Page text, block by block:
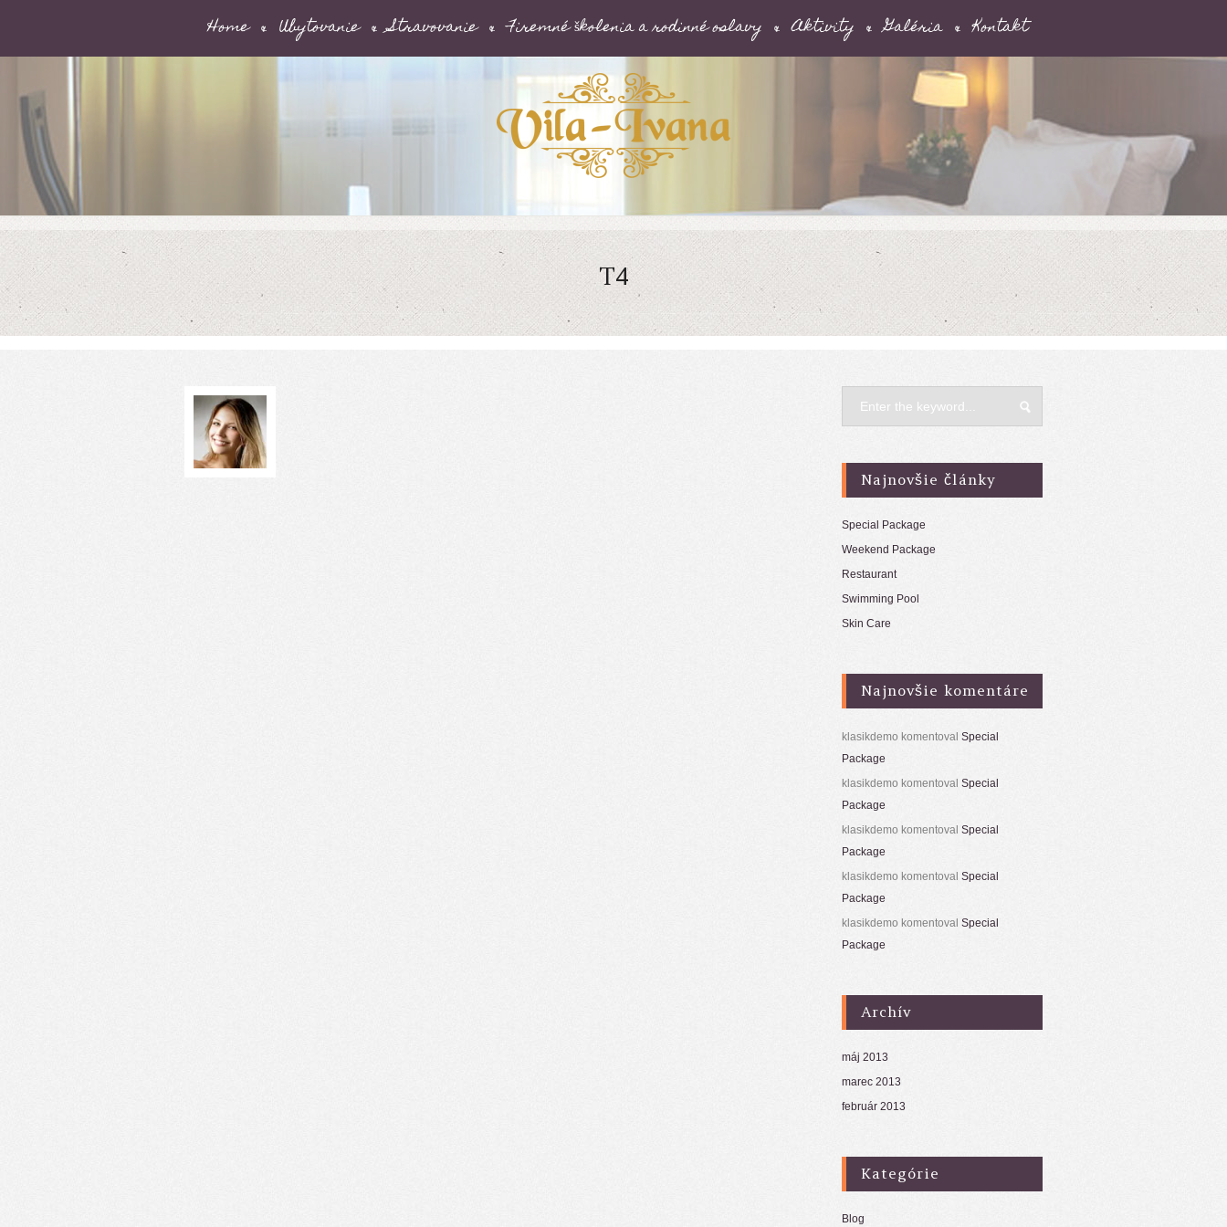
Home Ubytovanie Stravovanie Firemné školenia a rodinné oslavy Aktivity Galéria Kontakt
T4
Najnovšie články
Special Package
Weekend Package
Restaurant
Swimming Pool
Skin Care
Najnovšie komentáre
klasikdemo komentoval Special
Package
klasikdemo komentoval Special
Package
klasikdemo komentoval Special
Package
klasikdemo komentoval Special
Package
klasikdemo komentoval Special
Package
Archív
máj 2013
marec 2013
február 2013
Kategórie
Blog